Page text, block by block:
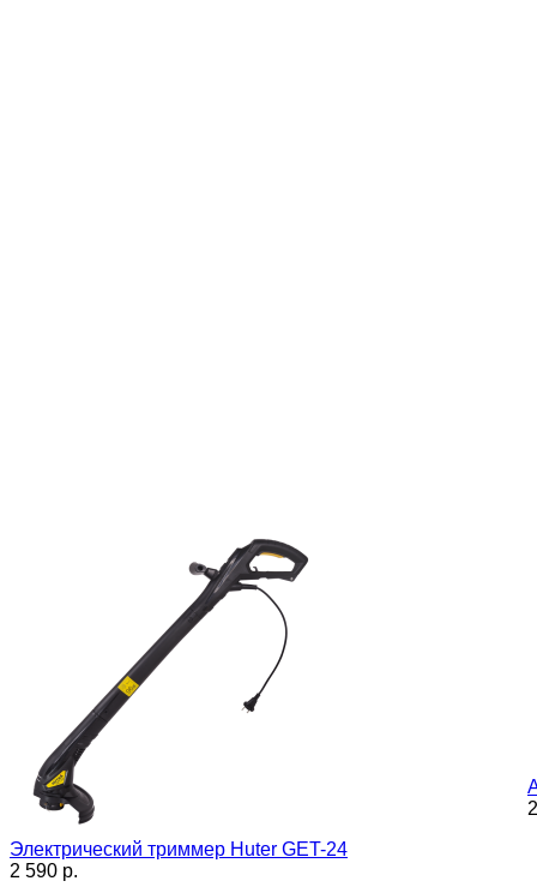
Электрический триммер Huter GET-24
2 590 p.